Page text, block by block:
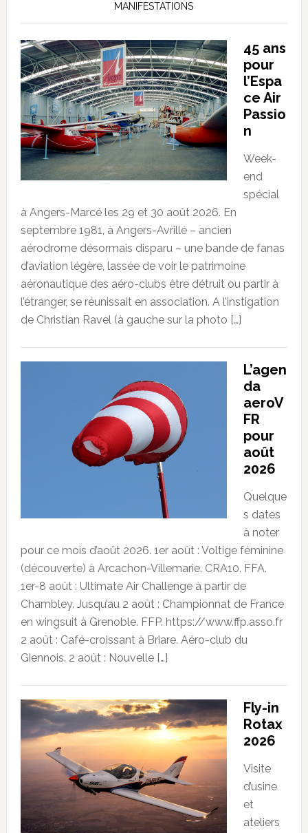
MANIFESTATIONS
45 ans
pour
l’Espa
ce Air
Passio
n
Week-
end
spécial
à Angers-Marcé les 29 et 30 août 2026. En
septembre 1981, à Angers-Avrillé – ancien
aérodrome désormais disparu – une bande de fanas
d’aviation légère, lassée de voir le patrimoine
aéronautique des aéro-clubs être détruit ou partir à
l’étranger, se réunissait en association. A l’instigation
de Christian Ravel (à gauche sur la photo […]
L’agen
da
aeroV
FR
pour
août
2026
Quelque
s dates
à noter
pour ce mois d’août 2026. 1er août : Voltige féminine
(découverte) à Arcachon-Villemarie. CRA10. FFA.
1er-8 août : Ultimate Air Challenge à partir de
Chambley. Jusqu’au 2 août : Championnat de France
en wingsuit à Grenoble. FFP. https://www.ffp.asso.fr
2 août : Café-croissant à Briare. Aéro-club du
Giennois. 2 août : Nouvelle […]
Fly-in
Rotax
2026
Visite
d’usine
et
ateliers